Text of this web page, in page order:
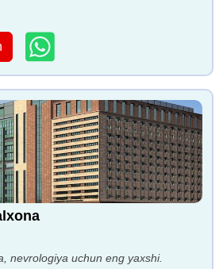
nevrologiya uchun eng yaxshi.